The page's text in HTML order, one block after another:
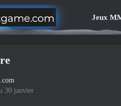
Jeux
30 janvier